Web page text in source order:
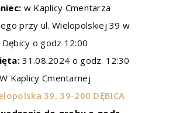
w Kaplicy Cmentarza
przy ul. Wielopolskiej 39 w
Dębicy o godz 12:00
31.08.2024 o godz. 12:30
W Kaplicy Cmentarnej
39, 39-200 DĘBICA